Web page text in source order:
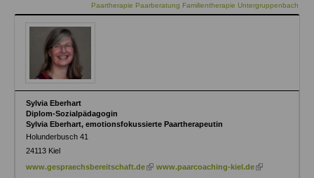
Paartherapie Paarberatung Familientherapie Untergruppenbach
Sylvia Eberhart
Diplom-Sozialpädagogin
Sylvia Eberhart, emotionsfokussierte Paartherapeutin
Holunderbusch 41
24113 Kiel
www.gespraechsbereitschaft.de (linkwww.paarcoaching-kiel.de (link